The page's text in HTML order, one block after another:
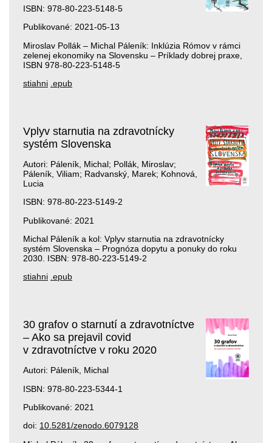
ISBN: 978-80-223-5148-5
Publikované: 2021-05-13
Miroslav Pollák – Michal Páleník: Inklúzia Rómov v rámci
zelenej ekonomiky na Slovensku – Príklady dobrej praxe,
ISBN 978-80-223-5148-5
stiahni .epub
Vplyv starnutia na zdravotnícky
systém Slovenska
Autori: Páleník, Michal; Pollák, Miroslav;
Páleník, Viliam; Radvanský, Marek; Kohnová,
Lucia
ISBN: 978-80-223-5149-2
Publikované: 2021
Michal Páleník a kol: Vplyv starnutia na zdravotnícky
systém Slovenska – Prognóza dopytu a ponuky do roku
2030. ISBN: 978-80-223-5149-2
stiahni .epub
30 grafov o starnutí a zdravotníctve
– Ako sa prejavil covid
v zdravotníctve v roku 2020
Autori: Páleník, Michal
ISBN: 978-80-223-5344-1
Publikované: 2021
doi: 10.5281/zenodo.6079128